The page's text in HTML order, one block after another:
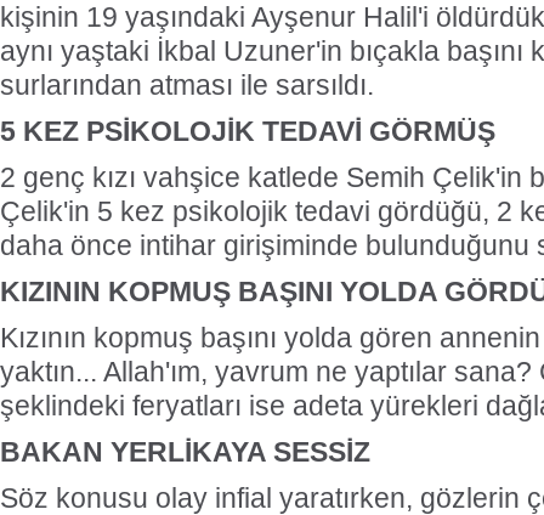
kişinin 19 yaşındaki Ayşenur Halil'i
aynı yaştaki İkbal Uzuner'in bıçakla başını
surlarından atması ile sarsıldı.
5 KEZ PSİKOLOJİK TEDAVİ GÖRMÜŞ
2 genç kızı vahşice katlede Semih Çelik'in
Çelik'in 5 kez psikolojik tedavi gördüğü, 2
daha önce intihar girişiminde bulunduğunu
KIZININ KOPMUŞ BAŞINI YOLDA
Kızının kopmuş başını yolda gören
yaktın... Allah'ım, yavrum ne yaptılar sana?
şeklindeki feryatları ise adeta yürekleri
BAKAN YERLİKAYA SESSİZ
Söz konusu olay infial yaratırken, gözlerin